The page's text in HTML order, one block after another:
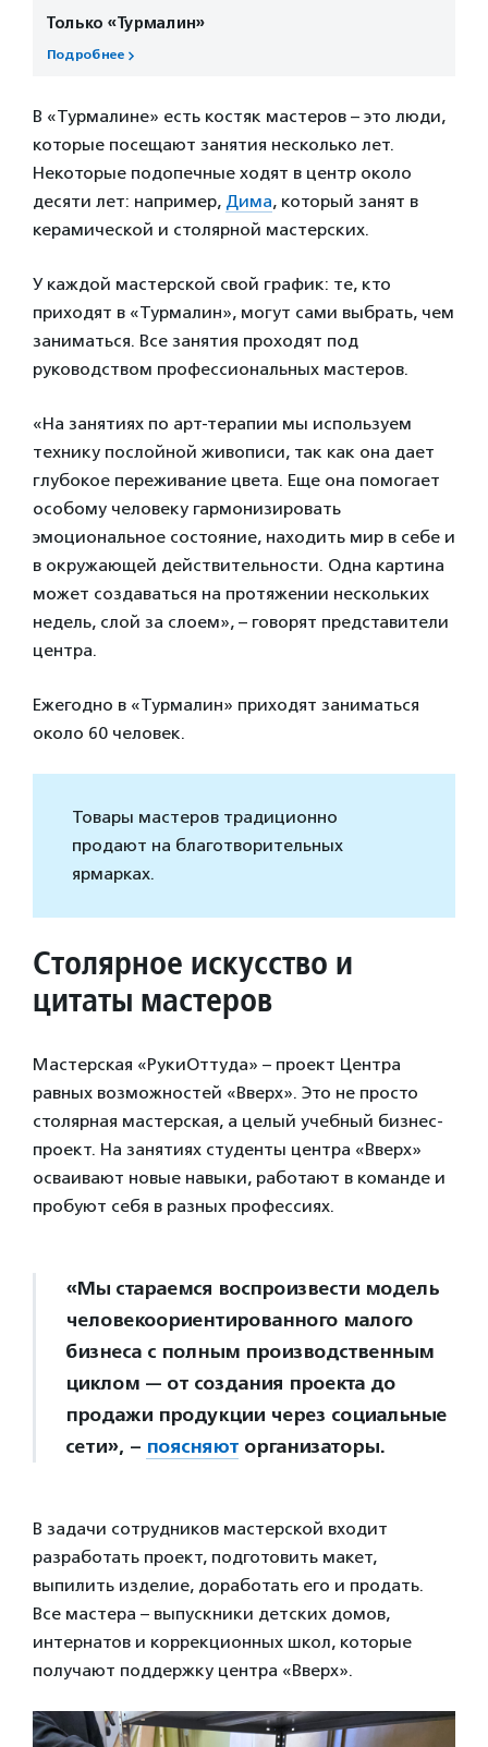
Только «Турмалин»
Подробнее
В «Турмалине» есть костяк мастеров – это люди,
которые посещают занятия несколько лет.
Некоторые подопечные ходят в центр около
десяти лет: например, Дима, который занят в
керамической и столярной мастерских.
У каждой мастерской свой график: те, кто
приходят в «Турмалин», могут сами выбрать, чем
заниматься. Все занятия проходят под
руководством профессиональных мастеров.
«На занятиях по арт-терапии мы используем
технику послойной живописи, так как она дает
глубокое переживание цвета. Еще она помогает
особому человеку гармонизировать
эмоциональное состояние, находить мир в себе и
в окружающей действительности. Одна картина
может создаваться на протяжении нескольких
недель, слой за слоем», – говорят представители
центра.
Ежегодно в «Турмалин» приходят заниматься
около 60 человек.
Товары мастеров традиционно
продают на благотворительных
ярмарках.
Столярное искусство и
цитаты мастеров
Мастерская «РукиОттуда» – проект Центра
равных возможностей «Вверх». Это не просто
столярная мастерская, а целый учебный бизнес-
проект. На занятиях студенты центра «Вверх»
осваивают новые навыки, работают в команде и
пробуют себя в разных профессиях.
«Мы стараемся воспроизвести модель
человекоориентированного малого
бизнеса с полным производственным
циклом — от создания проекта до
продажи продукции через социальные
сети», – поясняют организаторы.
В задачи сотрудников мастерской входит
разработать проект, подготовить макет,
выпилить изделие, доработать его и продать.
Все мастера – выпускники детских домов,
интернатов и коррекционных школ, которые
получают поддержку центра «Вверх».